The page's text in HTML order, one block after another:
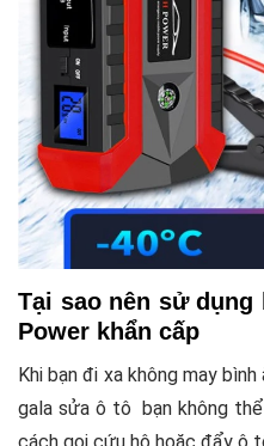
Tại sao nên sử
Power khẩn cấp
Khi bạn đi xa không may
gala sửa ô tô bạn không